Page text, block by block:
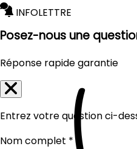
INFOLETTRE
Posez-nous une
Réponse rapide garantie
Entrez votre question ci-
Nom complet *